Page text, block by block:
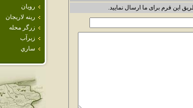
رويان
رينه لاريجان
زرگر محله
زيرآب
ساري
این فرم برای ما ارسال نمایید.